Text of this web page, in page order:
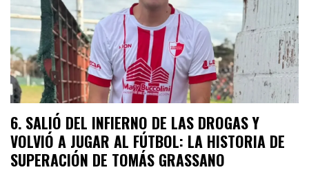
SALIÓ DEL INFIERNO DE LAS DROGAS Y
VOLVIÓ A JUGAR AL FÚTBOL: LA HISTORIA DE
SUPERACIÓN DE TOMÁS GRASSANO